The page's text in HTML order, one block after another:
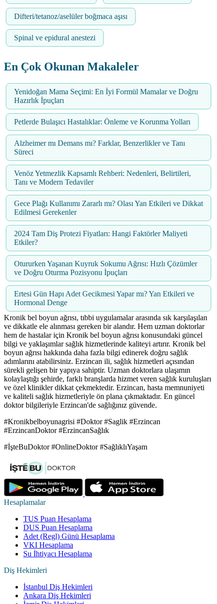
Difteri/tetanoz/aselüler boğmaca aşısı
Spinal ve epidural anestezi
En Çok Okunan Makaleler
Yenidoğan Mama Seçimi: En İyi Formül Mamalar ve Doğru
Hazırlık İpuçları
Petlerde Bulaşıcı Hastalıklar: Önleme ve Korunma Yolları
Alzheimer mı Demans mı? Farklar, Benzerlikler ve Tanı
Süreci
Venöz Yetmezlik Kapsamlı Rehberi: Nedenleri, Belirtileri,
Tanı ve Modern Tedaviler
Gece Plağı Kullanımı Zararlı mı? Olası Yan Etkileri ve Dikkat
Edilmesi Gerekenler
2024 Tam Diş Protezi Fiyatları: Hangi Faktörler Maliyeti
Etkiler?
Otururken Yaşanan Kuyruk Sokumu Ağrısı: Hızlı Çözümler
ve Doğru Oturma Pozisyonu İpuçları
Ertesi Gün Hapı Adet Gecikmesi Yapar mı? Yan Etkileri ve
Hormonal Denge
Kronik bel boyun ağrısı, tıbbi uygulamalar arasında sık karşılaşılan
ve dikkatle ele alınması gereken bir alandır. Hem uzman doktorlar
hem de hastalar için Kronik bel boyun ağrısı konusundaki güncel
bilgi ve yaklaşımlar sağlık hizmetlerinde kaliteyi artırır. Kronik bel
boyun ağrısı hakkında daha fazla bilgi edinerek doğru sağlık
adımlarını atabilirsiniz. Erzincan ili, sağlık hizmetleri açısından
sürekli gelişen bir yapıya sahiptir. Uzman doktorlara ulaşımın
kolaylaştığı şehirde, farklı branşlarda hizmet veren sağlık kuruluşları
ve özel klinikler dikkat çekmektedir. Erzincan, hasta memnuniyeti
ve kaliteli sağlık hizmetleriyle ön plana çıkmaktadır. En güncel
doktor bilgileriyle Erzincan'de sağlığınız güvende.
#Kronikbelboyunagrisi #Doktor #Saglik #Erzincan
#ErzincanDoktor #ErzincanSağlık
#İşteBuDoktor #OnlineDoktor #SağlıklıYaşam
Hesaplamalar
TUS Puan Hesaplama
DUS Puan Hesaplama
Adet (Regl) Günü Hesaplama
VKI Hesaplama
Su İhtiyacı Hesaplama
Diş Hekimleri
İstanbul Diş Hekimleri
Ankara Diş Hekimleri